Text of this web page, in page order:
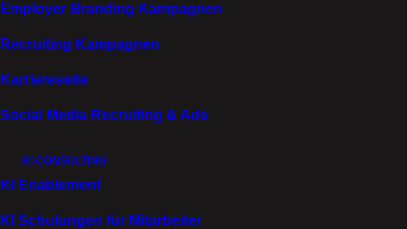
Employer Branding Kampagnen
Recruiting Kampagnen
Karriereseite
Social Media Recruiting & Ads
KI CONSULTING
KI Enablement
KI Schulungen für Mitarbeiter
Employer Branding
Karrierewebsite
Tobias Kuberski (Foto)